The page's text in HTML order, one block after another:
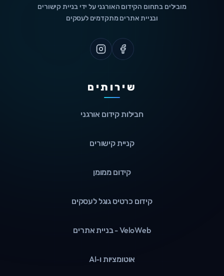
מובילים בתחום הקידום האורגני על ידי בניית קישורים
ובניית אתרים מתקדמים לעסקים
שירותים
חבילות קידום אורגני
קניית קישורים
קידום ממומן
קידום כרטיס גוגל לעסקים
VeloWeb - בניית אתרים
אוטומציות ו-AI